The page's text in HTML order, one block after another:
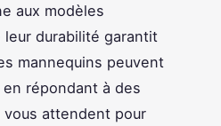
aux modèles
durabilité garantit
mannequins peuvent
répondant à des
attendent pour